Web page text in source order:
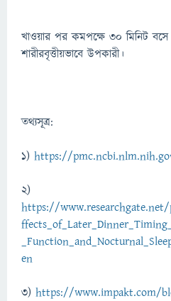
খাওয়ার পর কমপক্ষে ৩০ মিনিট
শারীরবৃত্তীয়ভাবে উপকারী।
তথ্যসূত্র:
1) https://
2)
https://
en
3) https://www.impakt.com/